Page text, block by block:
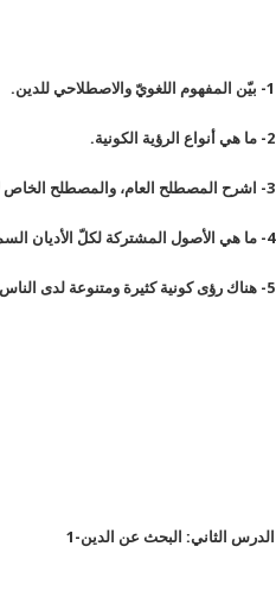
1- بيّن المفهوم اللغويّ والاصطلاحي للدين.
2- ما هي أنواع الرؤية الكونية.
3- اشرح المصطلح العام، والمصطلح الخاص لأصول الدين.
4- ما هي الأصول المشتركة لكلّ الأديان السماوية ؟ وما هي أهميّتها؟
5- هناك رؤى كونية كثيرة ومتنوعة لدى الناس إلى ماذا يمكن إرجاعها كلها؟
الدرس الثاني‏: البحث عن الدين-1